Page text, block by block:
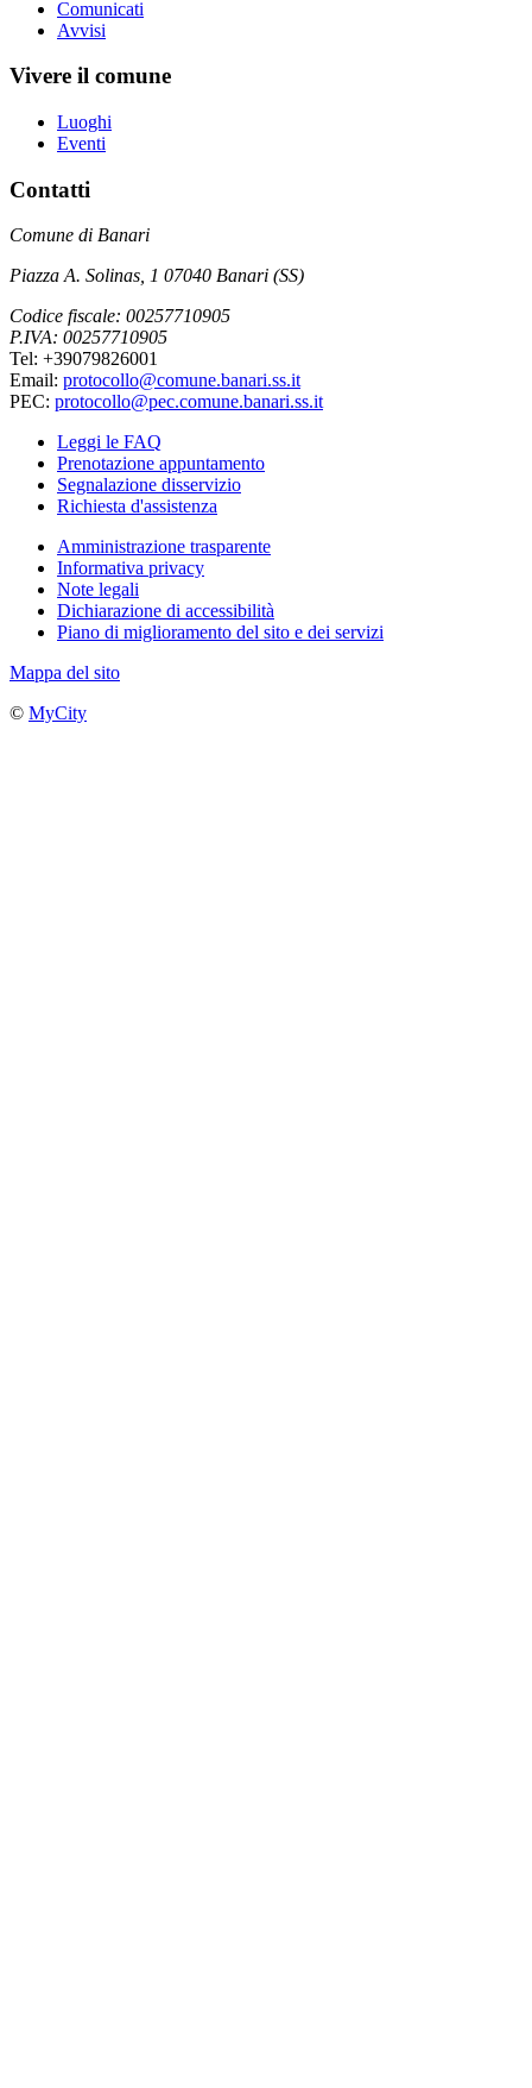
Comunicati
Avvisi
Vivere il comune
Luoghi
Eventi
Contatti
Comune di Banari
Piazza A. Solinas, 1 07040 Banari (SS)
Codice fiscale: 00257710905
P.IVA: 00257710905
Tel: +39079826001
Email: protocollo@comune.banari.ss.it
PEC: protocollo@pec.comune.banari.ss.it
Leggi le FAQ
Prenotazione appuntamento
Segnalazione disservizio
Richiesta d'assistenza
Amministrazione trasparente
Informativa privacy
Note legali
Dichiarazione di accessibilità
Piano di miglioramento del sito e dei servizi
Mappa del sito
© MyCity